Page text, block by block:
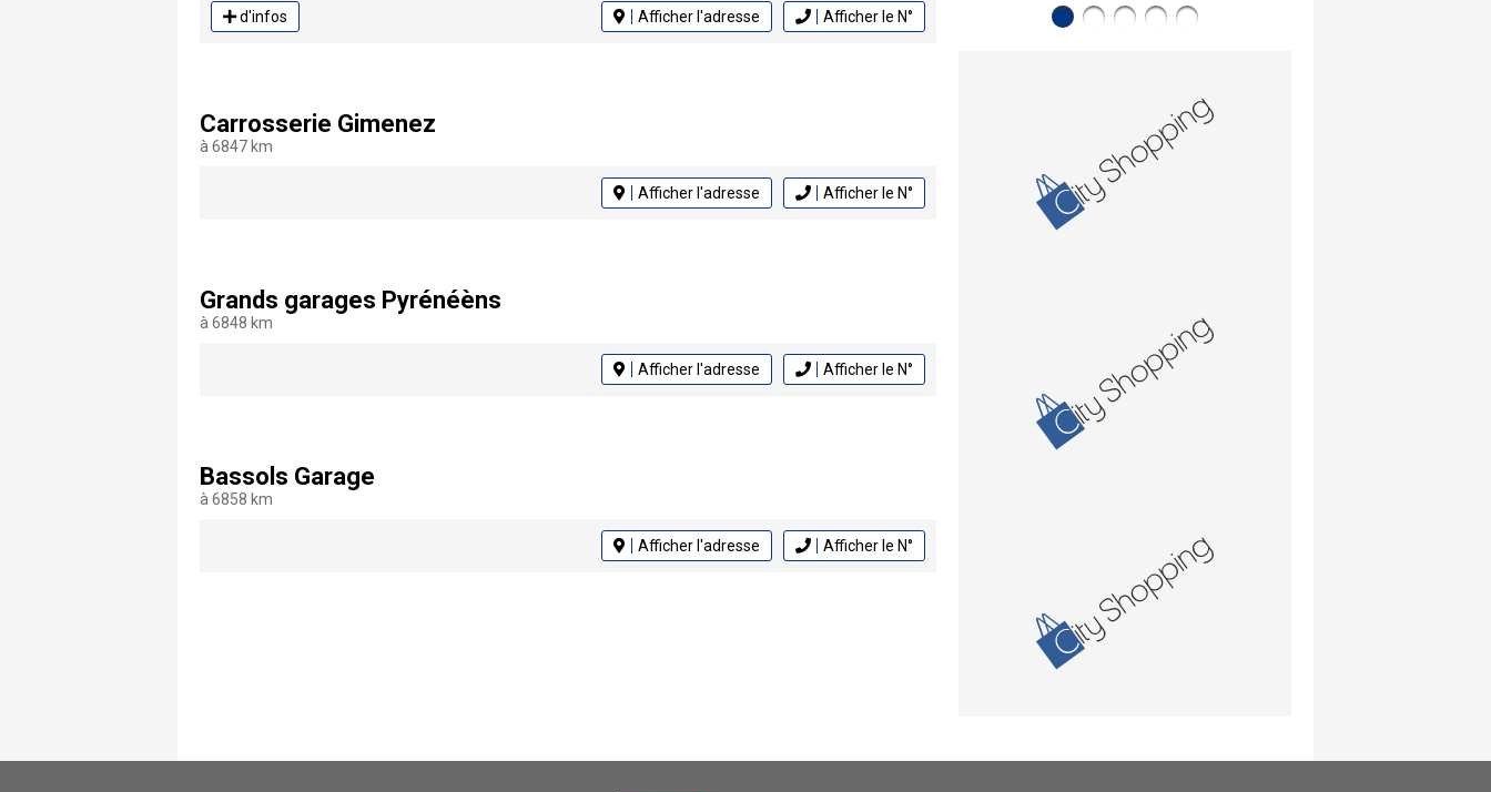
d'infos Afficher l'adresse Afficher le N°
Carrosserie Gimenez
à 6847 km
Afficher l'adresse Afficher le N°
Grands garages Pyrénéèns
à 6848 km
Afficher l'adresse Afficher le N°
Bassols Garage
à 6858 km
Afficher l'adresse Afficher le N°